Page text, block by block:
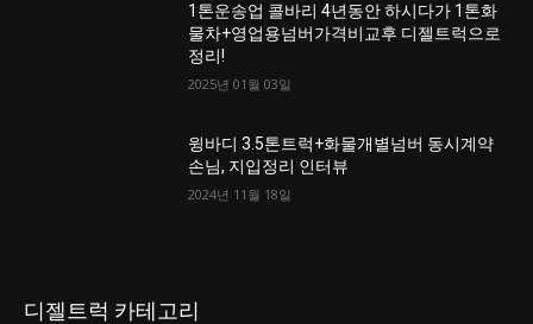
1톤운송업 콜바리 4년동안 하시다가 1톤화
물차+영업용넘버가격비교후 디젤트럭으로
정리!
2025년 01월 03일
윙바디 3.5톤트럭+화물개별넘버 동시계약
손님, 지입정리 인터뷰
2024년 11월 18일
디젤트럭 카테고리